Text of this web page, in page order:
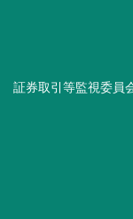
証券取引等監視委員